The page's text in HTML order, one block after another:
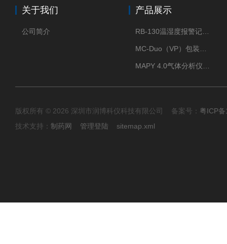
关于我们
公司简介
产品展示
版权所有 © 2026 深圳市润博科仪科技有限公司 备案号： 粤ICP
技术支持： 制药网 管理登陆 sitemap.xml